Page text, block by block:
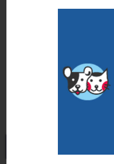
